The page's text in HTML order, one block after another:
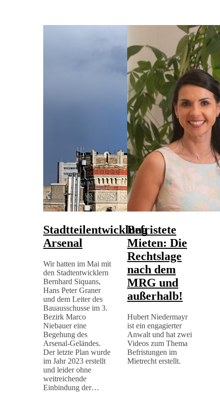
Stadtteilentwicklung
Arsenal
Wir hatten im Mai mit
den Stadtentwicklern
Bernhard Siquans,
Hans Peter Graner
und dem Leiter des
Bauausschusse im 3.
Bezirk Marco
Niebauer eine
Begehung des
Arsenal-Geländes.
Der letzte Plan wurde
im Jahr 2023 erstellt
und leider ohne
weitreichende
Einbindung der…
Befristete
Mieten: Die
Rechtslage
nach dem
MRG und
außerhalb!
Hubert Niedermayr
ist ein engagierter
Anwalt und hat zwei
Videos zum Thema
Befristungen im
Mietrecht erstellt.